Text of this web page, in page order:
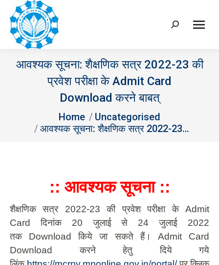
Search:
आवश्‍यक सूचना: शैक्षणिक सत्र 2022-23 की
प्रवेश परीक्षा के Admit Card
Download करने बाबत्
Home
Uncategorised
आवश्‍यक सूचना: शैक्षणिक सत्र 2022-23…
:: आवश्‍यक सूचना ::
शैक्षणिक सत्र 2022-23 की प्रवेश परीक्षा के Admit
Card दिनांक 20 जुलाई से 24 जुलाई 2022
तक Download किये जा सकते हैं। Admit Card
Download करने हेतु दिये गये